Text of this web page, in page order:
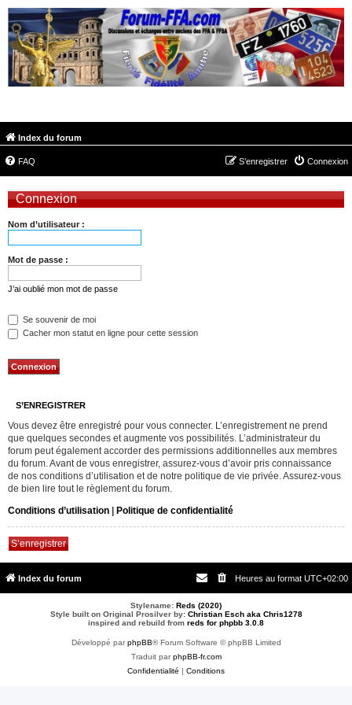
Index du forum
FAQ Connexion
S’enregistrer
Connexion
Nom d’utilisateur :
Mot de passe :
J’ai oublié mon mot de passe
Se souvenir de moi
Cacher mon statut en ligne pour cette session
S’ENREGISTRER
Vous devez être enregistré pour vous connecter. L’enregistrement ne prend
que quelques secondes et augmente vos possibilités. L’administrateur du
forum peut également accorder des permissions additionnelles aux membres
du forum. Avant de vous enregistrer, assurez-vous d’avoir pris connaissance
de nos conditions d’utilisation et de notre politique de vie privée. Assurez-vous
de bien lire tout le règlement du forum.
Conditions d’utilisation
Politique de confidentialité
S’enregistrer
Index du forum Heures au format UTC+02:00
Stylename: Reds (2020)
Style built on Original Prosilver by: Christian Esch aka Chris1278
inspired and rebuild from reds for phpbb 3.0.8
Développé parphpBB® Forum Software © phpBB Limited
Traduit parphpBB-fr.com
Confidentialité
Conditions